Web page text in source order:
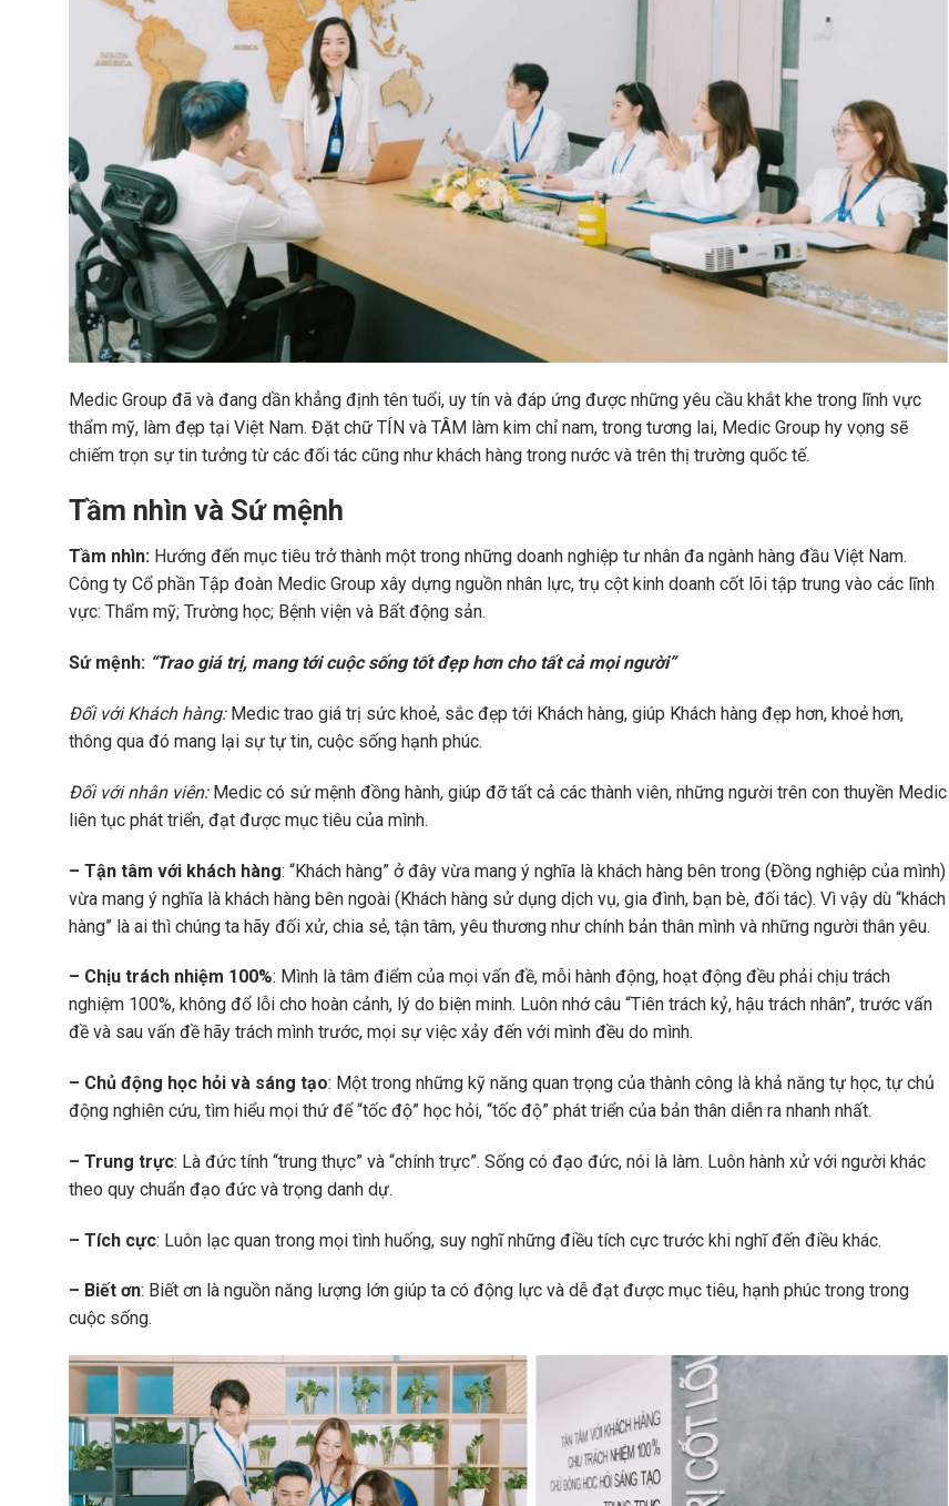
Medic Group đã và đang dần khẳng định tên tuổi, uy tín và đáp ứng được những yêu cầu khắt khe trong lĩnh vực
thẩm mỹ, làm đẹp tại Việt Nam. Đặt chữ TÍN và TÂM làm kim chỉ nam, trong tương lai, Medic Group hy vọng sẽ
chiếm trọn sự tin tưởng từ các đối tác cũng như khách hàng trong nước và trên thị trường quốc tế.
Tầm nhìn và Sứ mệnh
Tầm nhìn: Hướng đến mục tiêu trở thành một trong những doanh nghiệp tư nhân đa ngành hàng đầu Việt Nam.
Công ty Cổ phần Tập đoàn Medic Group xây dựng nguồn nhân lực, trụ cột kinh doanh cốt lõi tập trung vào các lĩnh
vực: Thẩm mỹ; Trường học; Bệnh viện và Bất động sản.
Sứ mệnh: “Trao giá trị, mang tới cuộc sống tốt đẹp hơn cho tất cả mọi người”
Đối với Khách hàng: Medic trao giá trị sức khoẻ, sắc đẹp tới Khách hàng, giúp Khách hàng đẹp hơn, khoẻ hơn,
thông qua đó mang lại sự tự tin, cuộc sống hạnh phúc.
Đối với nhân viên:Medic có sứ mệnh đồng hành, giúp đỡ tất cả các thành viên, những người trên con thuyền Medic
liên tục phát triển, đạt được mục tiêu của mình.
– Tận tâm với khách hàng: “Khách hàng” ở đây vừa mang ý nghĩa là khách hàng bên trong (Đồng nghiệp của mình)
vừa mang ý nghĩa là khách hàng bên ngoài (Khách hàng sử dụng dịch vụ, gia đình, bạn bè, đối tác). Vì vậy dù “khách
hàng” là ai thì chúng ta hãy đối xử, chia sẻ, tận tâm, yêu thương như chính bản thân mình và những người thân yêu.
– Chịu trách nhiệm 100%: Mình là tâm điểm của mọi vấn đề, mỗi hành động, hoạt động đều phải chịu trách
nghiệm 100%, không đổ lỗi cho hoàn cảnh, lý do biện minh. Luôn nhớ câu “Tiên trách kỷ, hậu trách nhân”, trước vấn
đề và sau vấn đề hãy trách mình trước, mọi sự việc xảy đến với mình đều do mình.
– Chủ động học hỏi và sáng tạo: Một trong những kỹ năng quan trọng của thành công là khả năng tự học, tự chủ
động nghiên cứu, tìm hiểu mọi thứ để “tốc độ” học hỏi, “tốc độ” phát triển của bản thân diễn ra nhanh nhất.
– Trung trực: Là đức tính “trung thực” và “chính trực”. Sống có đạo đức, nói là làm. Luôn hành xử với người khác
theo quy chuẩn đạo đức và trọng danh dự.
– Tích cực: Luôn lạc quan trong mọi tình huống, suy nghĩ những điều tích cực trước khi nghĩ đến điều khác.
– Biết ơn: Biết ơn là nguồn năng lượng lớn giúp ta có động lực và dễ đạt được mục tiêu, hạnh phúc trong trong
cuộc sống.